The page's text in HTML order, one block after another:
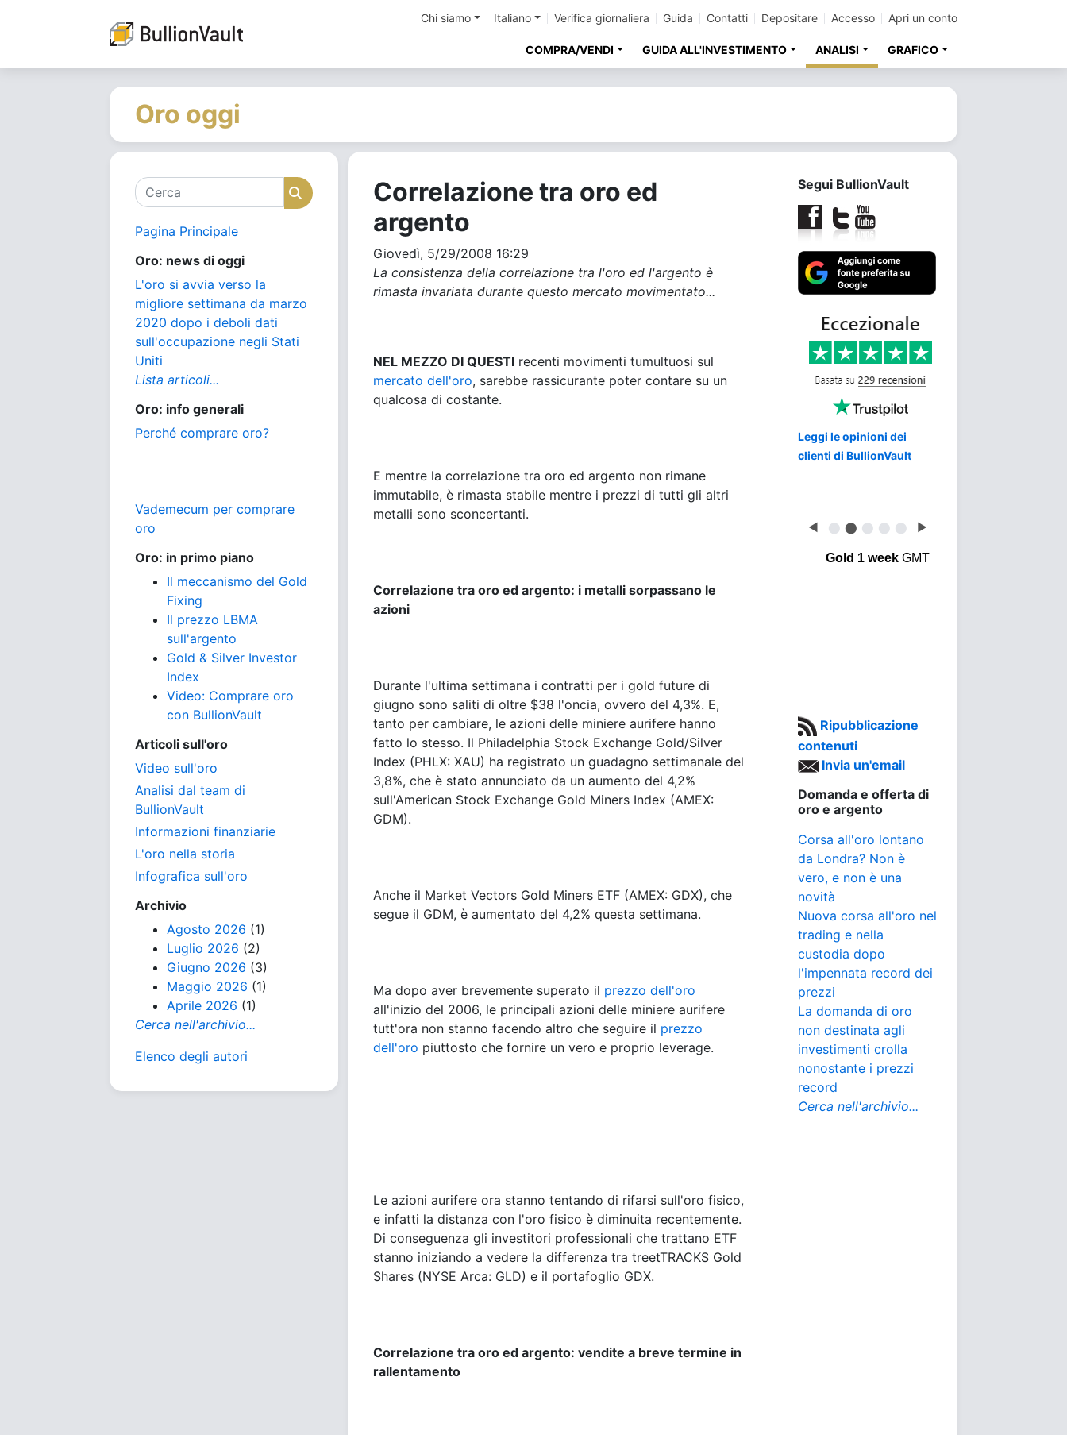
Chi siamo Italiano Verifica giornaliera Guida Contatti Depositare Accesso Apri un conto
COMPRA/VENDI GUIDA ALL'INVESTIMENTO ANALISI GRAFICO
Oro oggi
Cerca Cerca
Pagina Principale
Oro: news di oggi
L'oro si avvia verso la
migliore settimana da marzo
2020 dopo i deboli dati
sull'occupazione negli Stati
Uniti
Lista articoli...
Oro: info generali
Perché comprare oro?
Vademecum per comprare
oro
Oro: in primo piano
Il meccanismo del Gold
Fixing
Il prezzo LBMA
sull'argento
Gold & Silver Investor
Index
Video: Comprare oro
con BullionVault
Articoli sull'oro
Video sull'oro
Analisi dal team di
BullionVault
Informazioni finanziarie
L'oro nella storia
Infografica sull'oro
Archivio
Agosto 2026 (1)
Luglio 2026 (2)
Giugno 2026 (3)
Maggio 2026 (1)
Aprile 2026 (1)
Cerca nell'archivio...
Elenco degli autori
Correlazione tra oro ed
argento
Giovedì, 5/29/2008 16:29
La consistenza della correlazione tra l'oro ed l'argento è
rimasta invariata durante questo mercato movimentato...
NEL MEZZO DI QUESTI recenti movimenti tumultuosi sul
mercato dell'oro, sarebbe rassicurante poter contare su un
qualcosa di costante.
E mentre la correlazione tra oro ed argento non rimane
immutabile, è rimasta stabile mentre i prezzi di tutti gli altri
metalli sono sconcertanti.
Correlazione tra oro ed argento: i metalli sorpassano le
azioni
Durante l'ultima settimana i contratti per i gold future di
giugno sono saliti di oltre $38 l'oncia, ovvero del 4,3%. E,
tanto per cambiare, le azioni delle miniere aurifere hanno
fatto lo stesso. Il Philadelphia Stock Exchange Gold/Silver
Index (PHLX: XAU) ha registrato un guadagno settimanale del
3,8%, che è stato annunciato da un aumento del 4,2%
sull'American Stock Exchange Gold Miners Index (AMEX:
GDM).
Anche il Market Vectors Gold Miners ETF (AMEX: GDX), che
segue il GDM, è aumentato del 4,2% questa settimana.
Ma dopo aver brevemente superato il prezzo dell'oro
all'inizio del 2006, le principali azioni delle miniere aurifere
tutt'ora non stanno facendo altro che seguire il prezzo
dell'oro piuttosto che fornire un vero e proprio leverage.
Le azioni aurifere ora stanno tentando di rifarsi sull'oro fisico,
e infatti la distanza con l'oro fisico è diminuita recentemente.
Di conseguenza gli investitori professionali che trattano ETF
stanno iniziando a vedere la differenza tra treetTRACKS Gold
Shares (NYSE Arca: GLD) e il portafoglio GDX.
Correlazione tra oro ed argento: vendite a breve termine in
rallentamento
Segui BullionVault
Leggi le opinioni dei
clienti di BullionVault
◀ ⬤ ⬤ ⬤ ⬤ ⬤ ▶
Gold 1 weekGMT
Ripubblicazione
contenuti
Invia un'email
Domanda e offerta di
oro e argento
Corsa all'oro lontano
da Londra? Non è
vero, e non è una
novità
Nuova corsa all'oro nel
trading e nella
custodia dopo
l'impennata record dei
prezzi
La domanda di oro
non destinata agli
investimenti crolla
nonostante i prezzi
record
Cerca nell'archivio...